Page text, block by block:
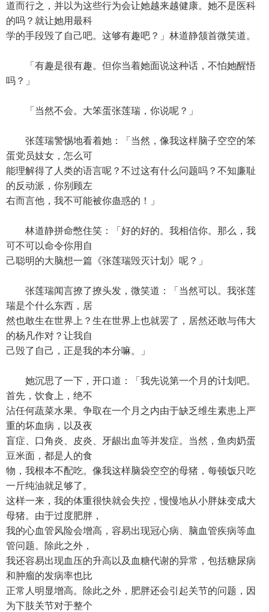
道而行之，并以为这些行为会让她越来越健康。她不是医科
的吗？就让她用最科
学的手段毁了自己吧。这够有趣吧？」林道静颔首微笑道。
「有趣是很有趣。但你当着她面说这种话，不怕她醒悟
吗？」
「当然不会。大笨蛋张莲瑞，你说呢？」
张莲瑞警惕地看着她：「当然，像我这样脑子空空的笨
蛋党员妓女，怎么可
能理解得了人类的语言呢？不过这有什么问题吗？不知廉耻
的反动派，你别顾左
右而言他，我不可能被你蛊惑的！」
林道静拼命憋住笑：「好的好的。我相信你。那么，我
可不可以命令你用自
己聪明的大脑想一篇《张莲瑞毁灭计划》呢？」
张莲瑞闻言撩了撩头发，微笑道：「当然可以。我张莲
瑞是个什么东西，居
然也敢生在世界上？生在世界上也就罢了，居然还敢与伟大
的杨凡作对？让我自
己毁了自己，正是我的本分嘛。」
她沉思了一下，开口道：「我先说第一个月的计划吧。
首先，饮食上，绝不
沾任何蔬菜水果。争取在一个月之内由于缺乏维生素患上严
重的坏血病，以及夜
盲症、口角炎、皮炎、牙龈出血等并发症。当然，鱼肉奶蛋
豆米面，都是人的食
物，我根本不配吃。像我这样脑袋空空的母猪，每顿饭只吃
一斤纯油就足够了。
这样一来，我的体重很快就会失控，慢慢地从小胖妹变成大
母猪。由于过度肥胖，
我的心血管风险会增高，容易出现冠心病、脑血管疾病等血
管问题。除此之外，
我还容易出现血压的升高以及血糖代谢的异常，包括糖尿病
和肿瘤的发病率也比
正常人明显增高。除此之外，肥胖还会引起关节的问题，因
为下肢关节对于整个